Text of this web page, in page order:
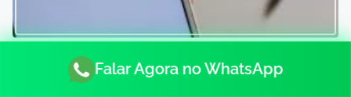
Blog de Planos de Saúde 2025
Falar Agora no WhatsApp